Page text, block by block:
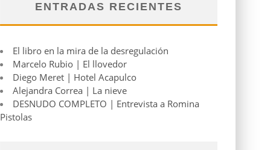
ENTRADAS RECIENTES
El libro en la mira de la desregulación
Marcelo Rubio | El llovedor
Diego Meret | Hotel Acapulco
Alejandra Correa | La nieve
DESNUDO COMPLETO | Entrevista a Romina
Pistolas